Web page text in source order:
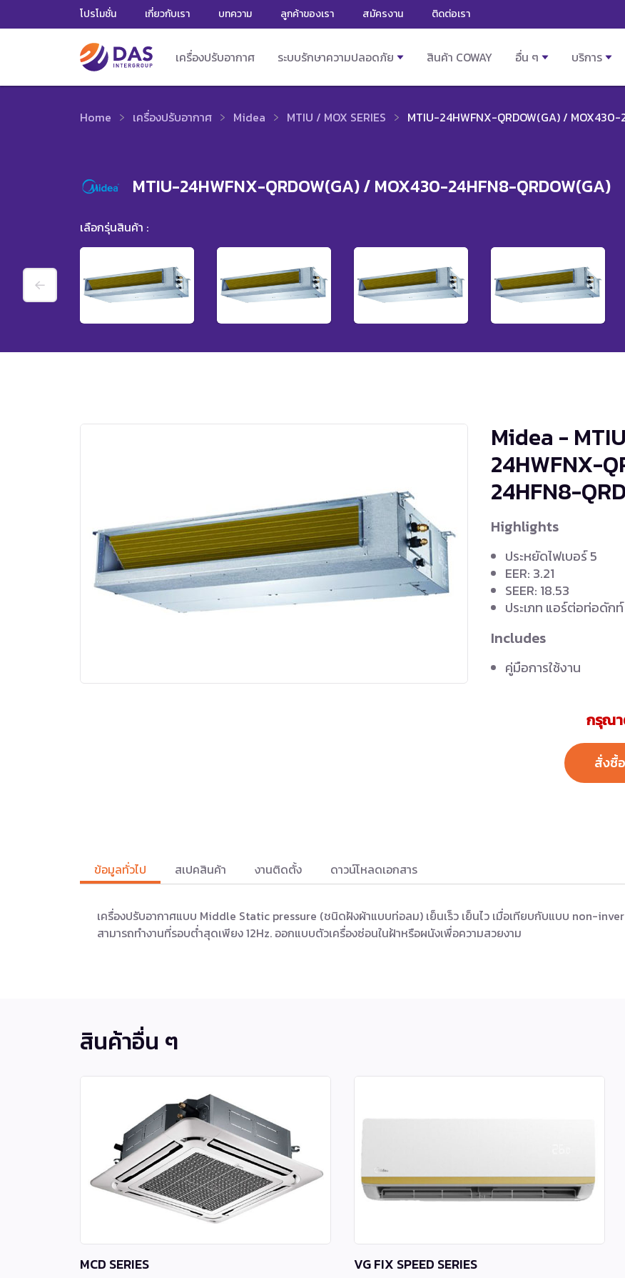
โปรโมชั่น เกี่ยวกับเรา บทความ ลูกค้าของเรา สมัครงาน ติดต่อเรา
เครื่องปรับอากาศ ระบบรักษาความปลอดภัย สินค้า COWAY อื่น ๆ บริการ
Home เครื่องปรับอากาศ Midea MTIU / MOX SERIES MTIU-24HWFNX-QRDOW(GA) / MOX430-
MTIU-24HWFNX-QRDOW(GA) / MOX430-24HFN8-QRDOW(GA)
เลือกรุ่นสินค้า :
Midea -
24HWFNX-
24HFN8-
Highlights
ประหยัดไฟเบอร์ 5
EER: 3.21
SEER: 18.53
ประเภท แอร์ต่อท่อดักท์
Includes
คู่มือการใช้งาน
กรุณา
สั่งซื้
ข้อมูลทั่วไป สเปคสินค้า งานติดตั้ง ดาวน์โหลดเอกสาร
เครื่องปรับอากาศแบบ Middle Static pressure (ชนิดฝังผ้าแบบท่อลม) เย็นเร็ว เย็นไว เมื่อเทียบกับแบบ non-
สามารถทำงานที่รอบต่ำสุดเพียง 12Hz. ออกแบบตัวเครื่องซ่อนในฝ้าหรือผนังเพื่อความสวยงาม
สินค้าอื่น ๆ
MCD SERIES VG FIX SPEED SERIES